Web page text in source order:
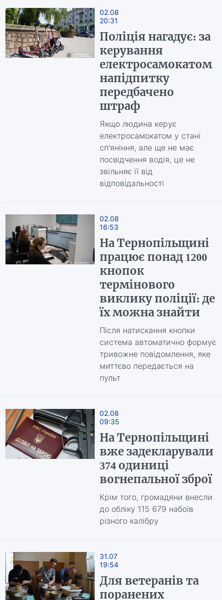
02.08
20:31
Поліція нагадує: за
керування
електросамокатом
напідпитку
передбачено
штраф
Якщо людина керує
електросамокатом у стані
сп'яніння, але ще не має
посвідчення водія, це не
звільняє її від
відповідальності
02.08
16:53
На Тернопільщині
працює понад 1200
кнопок
термінового
виклику поліції: де
їх можна знайти
Після натискання кнопки
система автоматично формує
тривожне повідомлення, яке
миттєво передається на
пульт
02.08
09:35
На Тернопільщині
вже задекларували
374 одиниці
вогнепальної зброї
Крім того, громадяни внесли
до обліку 115 679 набоїв
різного калібру
31.07
19:54
Для ветеранів та
поранених